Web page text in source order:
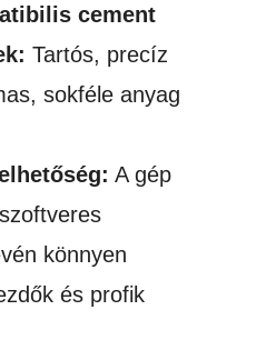
cement
Tartós, precíz
sokféle anyag
A gép
könnyen
és profik